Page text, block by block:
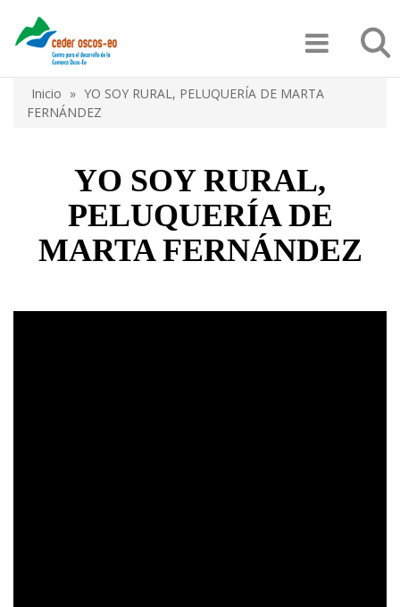
contenido
Sobrescribir
ayuda
a
la
navegación
Inicio
YO SOY RURAL, PELUQUERÍA DE MARTA
FERNÁNDEZ
YO SOY RURAL,
PELUQUERÍA DE
MARTA FERNÁNDEZ